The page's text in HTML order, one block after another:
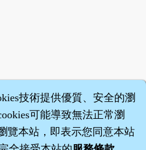
技術提供優質、安全的瀏
可能導致無法正常瀏
覽本站，即表示您同意本站